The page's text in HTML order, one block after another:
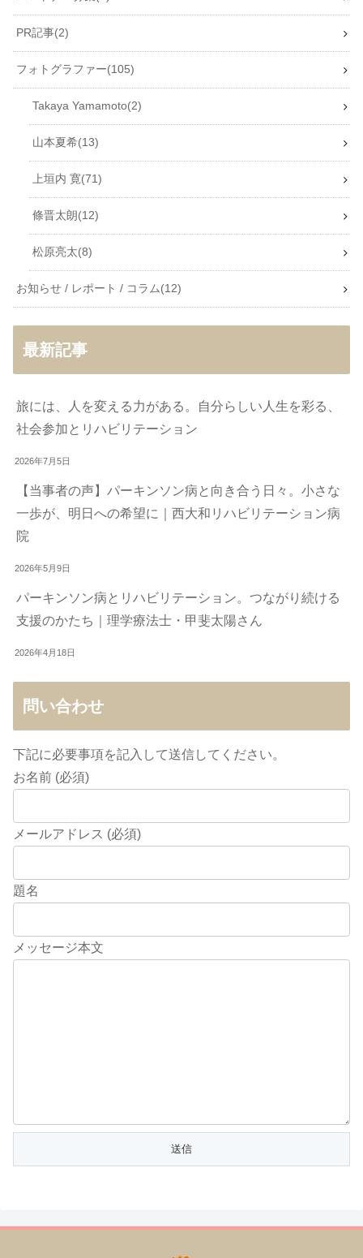
PR記事 2
フォトグラファー 105
Takaya Yamamoto 2
山本夏希 13
上垣内 寛 71
條晋太朗 12
松原亮太 8
お知らせ / レポート / コラム 12
最新記事
旅には、人を変える力がある。自分らしい人生を彩る、
社会参加とリハビリテーション
2026年7月5日
【当事者の声】パーキンソン病と向き合う日々。小さな
一歩が、明日への希望に｜西大和リハビリテーション病
院
2026年5月9日
パーキンソン病とリハビリテーション。つながり続ける
支援のかたち｜理学療法士・甲斐太陽さん
2026年4月18日
問い合わせ
下記に必要事項を記入して送信してください。
お名前 (必須)
メールアドレス (必須)
題名
メッセージ本文